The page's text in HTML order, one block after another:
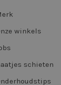
winkels
schieten